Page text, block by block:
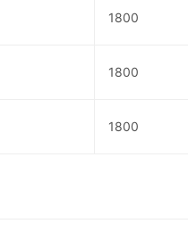
1800
1800
1800